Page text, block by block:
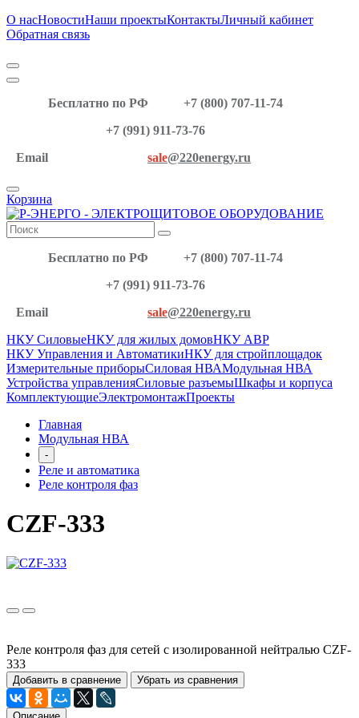
О насНовостиНаши проектыКонтактыЛичный кабинет
Обратная связь
Бесплатно по РФ
+7 (800) 707-11-74
+7 (991) 911-73-76
Email
sale@220energy.ru
Корзина
Бесплатно по РФ
+7 (800) 707-11-74
+7 (991) 911-73-76
Email
sale@220energy.ru
НКУ СиловыеНКУ для жилых домовНКУ АВР
НКУ Управления и АвтоматикиНКУ для стройплощадок
Измерительные приборыСиловая НВАМодульная НВА
Устройства управленияСиловые разъемыШкафы и корпуса
КомплектующиеЭлектромонтажПроекты
Главная
Модульная НВА
-
Реле и автоматика
Реле контроля фаз
CZF-333
Реле контроля фаз для сетей с изолированной нейтралью CZF-
333
Добавить в сравнение Убрать из сравнения